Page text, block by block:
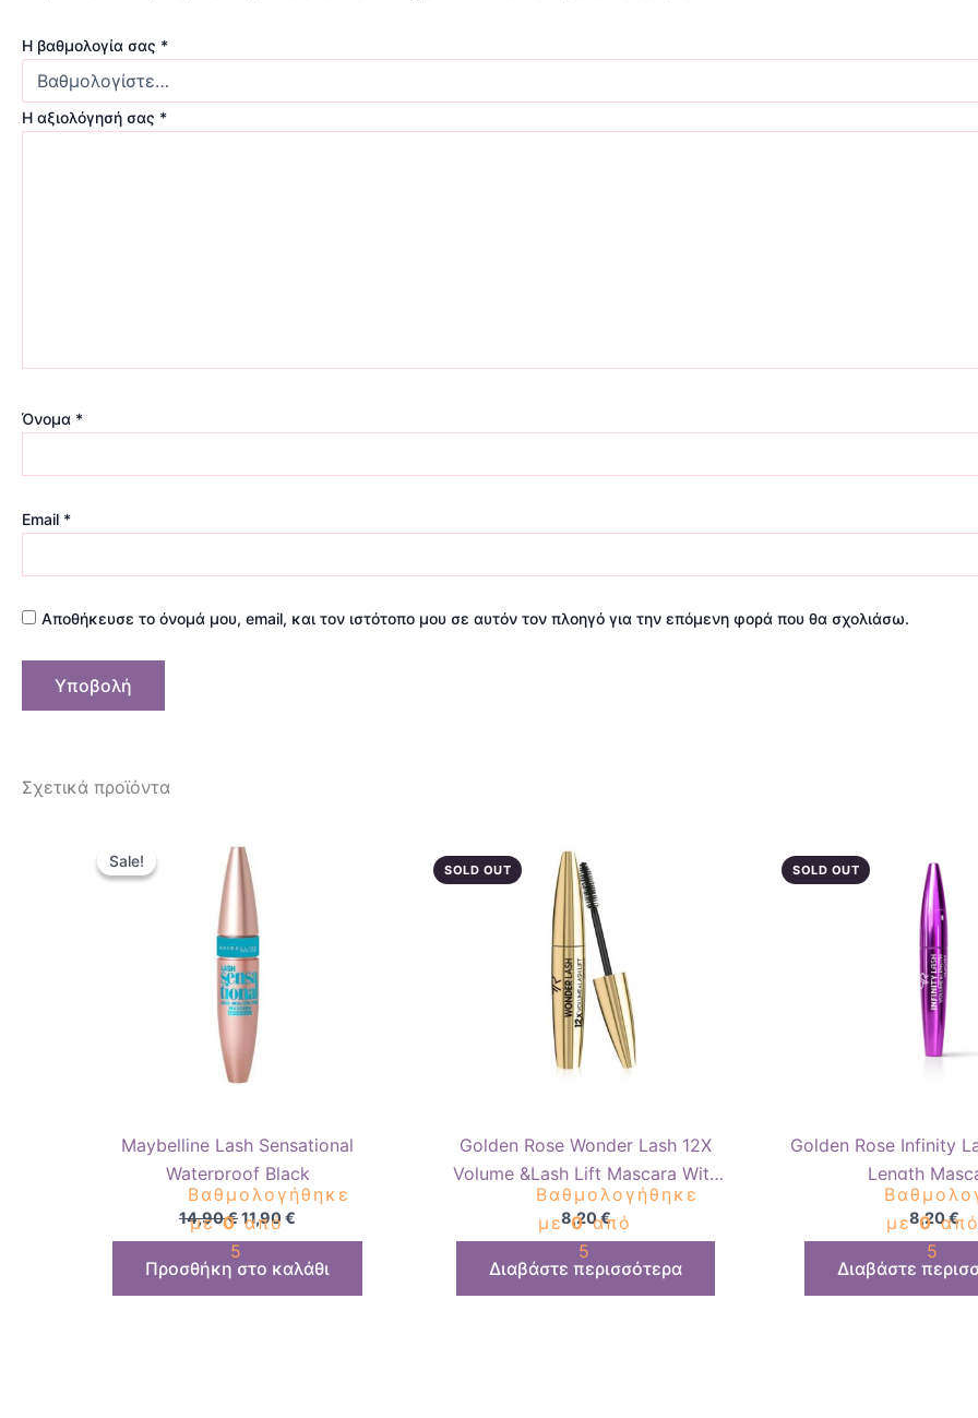
Η βαθμολογία σας *
Η αξιολόγησή σας *
Όνομα *
Email *
Αποθήκευσε το όνομά μου, email, και τον ιστότοπο μου σε αυτόν τον πλοηγό για την επόμενη φορά που θα σχολιάσω.
Σχετικά προϊόντα
Sale!
Sale!
Maybelline Lash Sensational
Waterproof Black
Βαθμολογήθηκε
με0από
5
14,90€
price
was:
14,90 €.
11,90€
Προσθήκη στο καλάθι
SOLD OUT
Golden Rose Wonder Lash 12X
Volume &Lash Lift Mascara With
Pro-Vitamin B5
Βαθμολογήθηκε
με0από
5
8,20€
Διαβάστε περισσότερα
SOLD OUT
Golden Rose Infinity
Length
με0από
5
8,20€
Διαβάστε